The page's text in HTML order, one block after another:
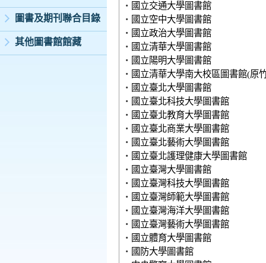
圖書及期刊聯合目錄
其他圖書館館藏
‧ 國立交通大學圖書館
‧ 國立空中大學圖書館
‧ 國立政治大學圖書館
‧ 國立清華大學圖書館
‧ 國立陽明大學圖書館
‧ 國立清華大學南大校區圖書館(原
‧ 國立臺北大學圖書館
‧ 國立臺北科技大學圖書館
‧ 國立臺北教育大學圖書館
‧ 國立臺北商業大學圖書館
‧ 國立臺北藝術大學圖書館
‧ 國立臺北護理健康大學圖書館
‧ 國立臺灣大學圖書館
‧ 國立臺灣科技大學圖書館
‧ 國立臺灣師範大學圖書館
‧ 國立臺灣海洋大學圖書館
‧ 國立臺灣藝術大學圖書館
‧ 國立體育大學圖書館
‧ 國防大學圖書館